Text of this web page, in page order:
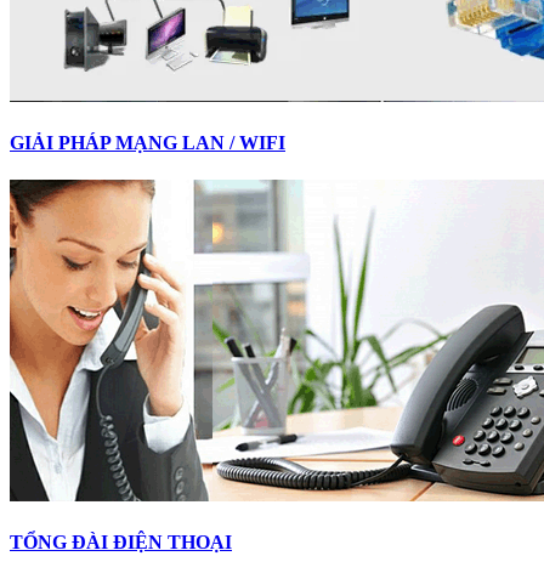
GIẢI PHÁP MẠNG LAN / WIFI
TỔNG ĐÀI ĐIỆN THOẠI